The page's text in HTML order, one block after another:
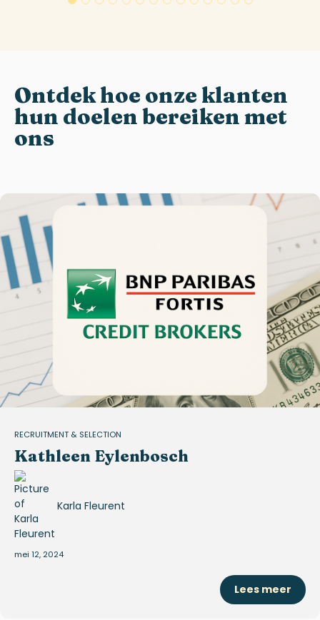
Ontdek hoe onze klanten
hun doelen bereiken met
ons
RECRUITMENT & SELECTION
Kathleen Eylenbosch
Karla Fleurent
mei 12, 2024
Lees meer